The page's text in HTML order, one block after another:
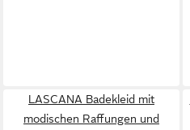
LASCANA Badekleid mit
modischen Raffungen und